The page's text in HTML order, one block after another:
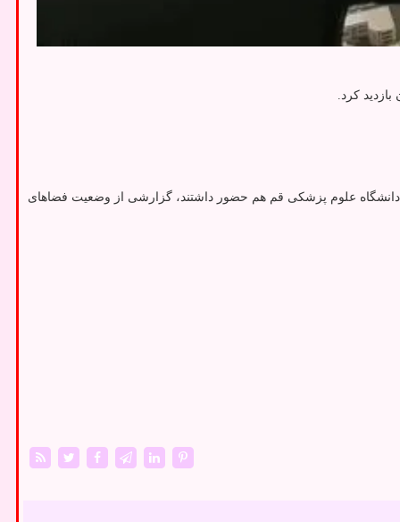
کرد.
دانشگاه علوم پزشکی قم هم حضور داشتند، گزارشی از وضعیت فضاهای